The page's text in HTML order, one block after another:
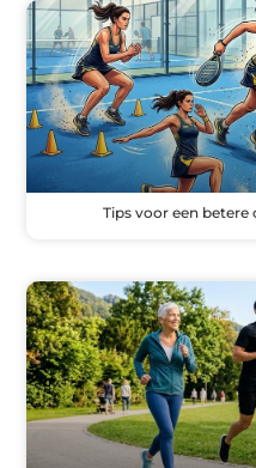
Tips voor een